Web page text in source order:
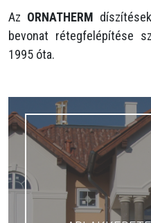
Az ORNATHERM
bevonat rétegfelépítése
1995 óta.